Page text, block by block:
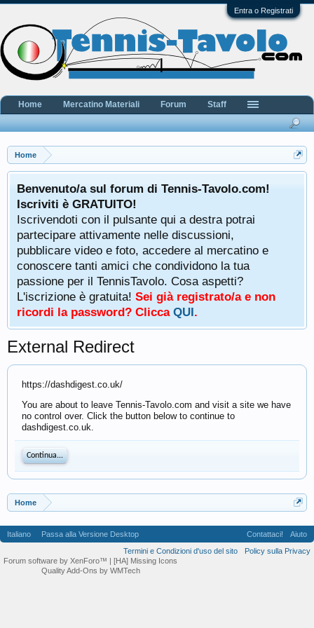
Entra o Registrati
Home
Benvenuto/a sul forum di Tennis-Tavolo.com!
Iscriviti è GRATUITO!
Iscrivendoti con il pulsante qui a destra potrai
partecipare attivamente nelle discussioni,
pubblicare video e foto, accedere al mercatino e
conoscere tanti amici che condividono la tua
passione per il TennisTavolo. Cosa aspetti?
L'iscrizione è gratuita! Sei già registrato/a e non
ricordi la password? Clicca QUI.
External Redirect
https://dashdigest.co.uk/
You are about to leave Tennis-Tavolo.com and visit a site we have
no control over. Click the button below to continue to
dashdigest.co.uk.
Continua...
Home
Home Mercatino Materiali Forum Staff
Italiano Passa alla Versione Desktop Contattaci!
Aiuto
Termini e Condizioni d'uso del sito
Policy sulla Privacy
Forum software by XenForo™ | [HA] Missing Icons
Quality Add-Ons by WMTech